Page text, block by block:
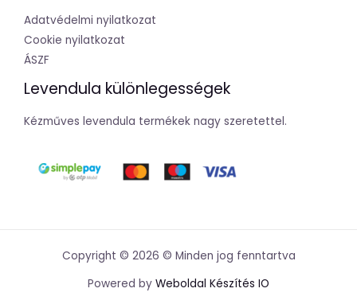
Adatvédelmi nyilatkozat
Cookie nyilatkozat
ÁSZF
Levendula különlegességek
Kézműves levendula termékek nagy szeretettel.
Copyright © 2026 © Minden jog fenntartva
Powered by Weboldal Készítés IO